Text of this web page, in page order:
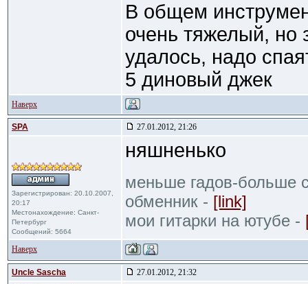
В общем
очень тяжелый, но
удалось, надо
5 диновый джек
Наверх
SPA 27.01.2012, 21:26
Зарегистрирован: 20.10.2007,
20:17
Местонахождение: Санкт-
Петербург
Сообщений: 5664
няшненько
меньше гадов-больше
обменник - [link]
мои гитарки на ютубе -
Наверх
Uncle Sascha 27.01.2012, 21:32